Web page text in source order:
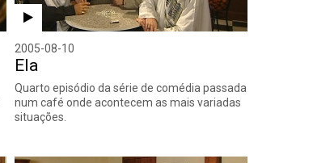
2005-08-10
Ela
Quarto episódio da série de comédia passada
num café onde acontecem as mais variadas
situações.